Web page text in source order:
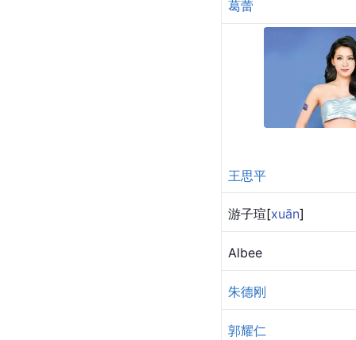
葛蕾
王思平
游子瑄[xuān]
Albee
朱德刚
郭耀仁